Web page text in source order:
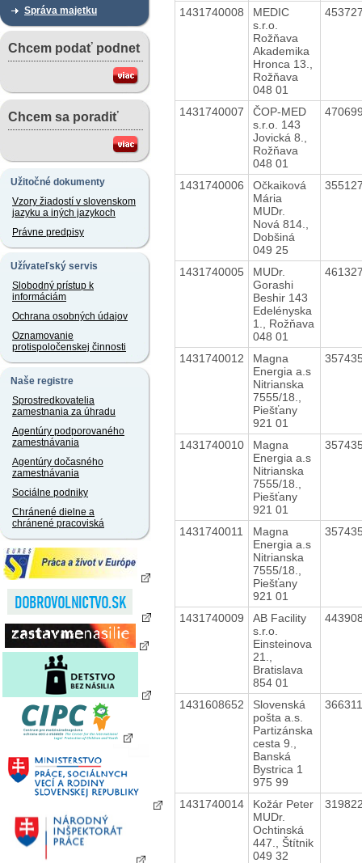
Správa majetku
Chcem podať podnet
Chcem sa poradiť
Užitočné dokumenty
Vzory žiadostí v slovenskom
jazyku a iných jazykoch
Právne predpisy
Užívateľský servis
Slobodný prístup k
informáciám
Ochrana osobných údajov
Oznamovanie
protispoločenskej činnosti
Naše registre
Sprostredkovatelia
zamestnania za úhradu
Agentúry podporovaného
zamestnávania
Agentúry dočasného
zamestnávania
Sociálne podniky
Chránené dielne a
chránené pracoviská
1431740008
MEDIC
s.r.o.
Rožňava
Akademika
Hronca 13.,
Rožňava
048 01
1431740007
ČOP-MED
s.r.o. 143
Jovická 8.,
Rožňava
048 01
1431740006
Očkaiková
Mária
MUDr.
Nová 814.,
Dobšiná
049 25
1431740005
MUDr.
Gorashi
Beshir 143
Edelényska
1., Rožňava
048 01
1431740012
Magna
Energia a.s
Nitrianska
7555/18.,
Piešťany
921 01
1431740010
Magna
Energia a.s
Nitrianska
7555/18.,
Piešťany
921 01
1431740011
Magna
Energia a.s
Nitrianska
7555/18.,
Piešťany
921 01
1431740009
AB Facility
s.r.o.
Einsteinova
21.,
Bratislava
854 01
1431608652
Slovenská
pošta a.s.
Partizánska
cesta 9.,
Banská
Bystrica 1
975 99
1431740014
Kožár Peter
MUDr.
Ochtinská
447., Štítnik
049 32